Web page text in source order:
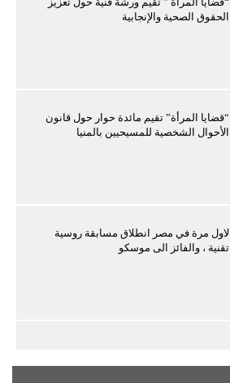
الحقوق الصحية والإنجابية
“قضايا المرأة” تقيم مائدة حوار حول قانون
الأحوال الشخصية للمسيحيين بالمنيا
لاول مرة في مصر انطلاق مسابقة روسية
تقنية ، والفائز الى موسكو